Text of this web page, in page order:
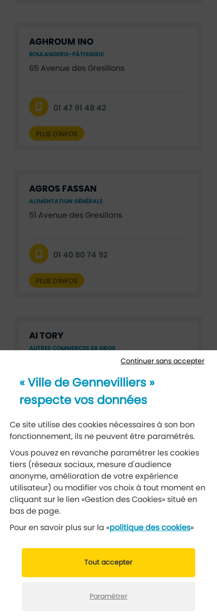
AGHROUM INO
BOULANGERIE-PÂTISSERIE
65 Avenue des Gresillons
01 47 91 48 42
PLUS D'INFOS
AGROS FASSAN
ALIMENTATION GÉNÉRALE
51 Avenue des Gresillons
01 40 80 74 92
PLUS D'INFOS
AI TORY
AUTRES COMMERCES DE GROS
06 89 54 44 47
PLUS D'INFOS
AILLOT ALEXANDRE
PÉDICURE - PODOLOGUE
47 Avenue des Gresillons
06 61 40 22 26
Continuer sans accepter
« Ville de Gennevilliers »
respecte vos données
Ce site utilise des cookies nécessaires à son bon
fonctionnement, ils ne peuvent être paramétrés.
Vous pouvez en revanche paramétrer les cookies
tiers (réseaux sociaux, mesure d'audience
anonyme, amélioration de votre expérience
utilisateur) ou modifier vos choix à tout moment en
cliquant sur le lien «Gestion des Cookies» situé en
bas de page.
Pour en savoir plus sur la «politique des cookies»
Tout accepter
Paramétrer